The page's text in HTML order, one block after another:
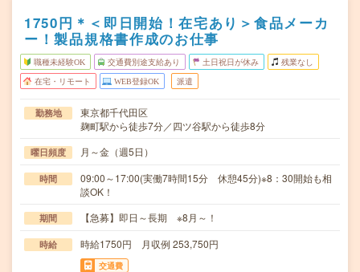
1750円＊＜即日開始！在宅あり＞食品メーカ
ー！製品規格書作成のお仕事
職種未経験OK 交通費別途支給あり 土日祝日が休み 残業なし
在宅・リモート WEB登録OK 派遣
勤務地
東京都千代田区
麹町駅から徒歩7分／四ツ谷駅から徒歩8分
曜日頻度 月～金（週5日）
時間
09:00～17:00(実働7時間15分 休憩45分)※8：30開始も相
談OK！
期間 【急募】即日～長期 ※8月～！
時給 時給1750円 月収例 253,750円
交通費